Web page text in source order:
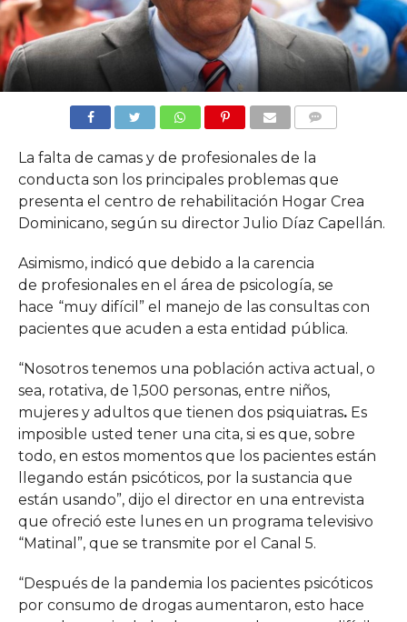
La falta de camas y de profesionales de la
conducta son los principales problemas que
presenta el centro de rehabilitación Hogar Crea
Dominicano, según su director Julio Díaz Capellán.
Asimismo, indicó que debido a la carencia
de profesionales en el área de psicología, se
hace “muy difícil” el manejo de las consultas con
pacientes que acuden a esta entidad pública.
“Nosotros tenemos una población activa actual, o
sea, rotativa, de 1,500 personas, entre niños,
mujeres y adultos que tienen dos psiquiatras.Es
imposible usted tener una cita, si es que, sobre
todo, en estos momentos que los pacientes están
llegando están psicóticos, por la sustancia que
están usando”, dijo el director en una entrevista
que ofreció este lunes en un programa televisivo
“Matinal”, que se transmite por el Canal 5.
“Después de la pandemia los pacientes psicóticos
por consumo de drogas aumentaron, esto hace